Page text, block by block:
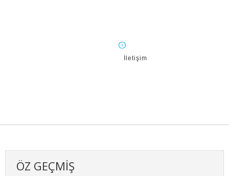
İletişim
ÖZ GEÇMİŞ